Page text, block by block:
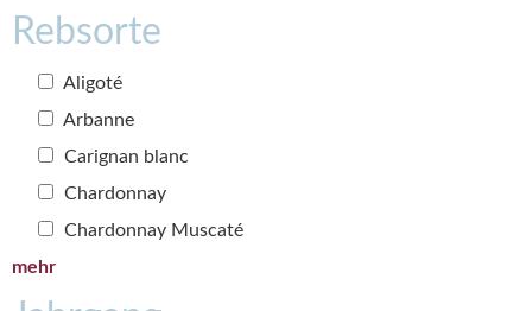
Rebsorte
Aligoté
Arbanne
Carignan blanc
Chardonnay
Chardonnay Muscaté
mehr